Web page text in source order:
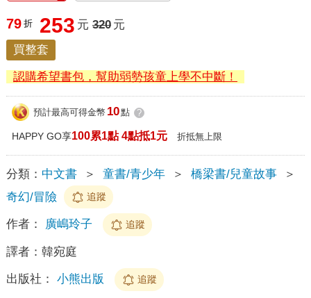
79 折 253 元 320 元
買整套
認購希望書包，幫助弱勢孩童上學不中斷！
預計最高可得金幣 10點 ?
HAPPY GO享100累1點 4點抵1元 折抵無上限
分類： 中文書 ＞ 童書/青少年 ＞ 橋梁書/兒童故事
＞
奇幻/冒險
追蹤
作者： 廣嶋玲子 追蹤
譯者： 韓宛庭
出版社： 小熊出版 追蹤